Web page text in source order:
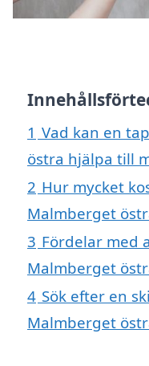
1 Vad kan en
östra hjälpa till
2 Hur mycket
Malmberget
3 Fördelar med
Malmberget
4 Sök efter en
Malmberget